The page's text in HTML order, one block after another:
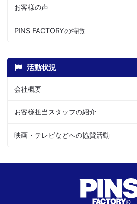
お客様の声
PINS FACTORYの特徴
活動状況
会社概要
お客様担当スタッフの紹介
映画・テレビなどへの協賛活動